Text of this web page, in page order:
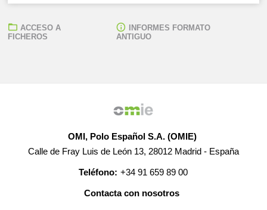
ACCESO A
FICHEROS
INFORMES FORMATO
ANTIGUO
OMI, Polo Español S.A. (OMIE)
Calle de Fray Luis de León 13, 28012 Madrid - España
Teléfono: +34 91 659 89 00
Contacta con nosotros